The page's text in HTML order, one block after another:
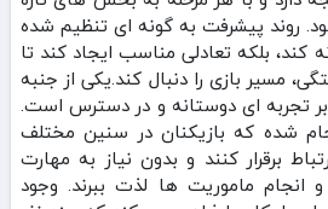
روند پیشرفت به‌ گونه‌ ای تنظیم شده
بلکه تعادلی مناسب ایجاد کند تا
مسیر بازی را دنبال کند.یکی از جنبه‌
تجربه‌ ای دوستانه و در دسترس است.
شده که بازیکنان در سنین مختلف
برقرار کنند و بدون نیاز به مهارت‌
و انجام ماموریت‌ ها لذت ببرند. وجود